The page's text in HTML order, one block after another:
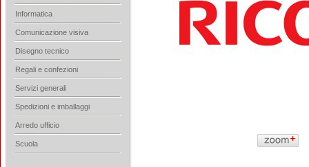
Informatica
Comunicazione visiva
Disegno tecnico
Regali e confezioni
Servizi generali
Spedizioni e imballaggi
Arredo ufficio
Scuola